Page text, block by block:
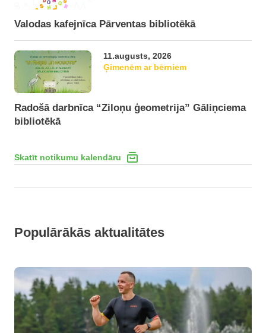
Valodas kafejnīca Pārventas bibliotēkā
11.augusts, 2026
Ģimenēm ar bērniem
Radošā darbnīca “Ziloņu ģeometrija” Gāliņciema
bibliotēkā
Skatīt notikumu kalendāru
Populārākās aktualitātes